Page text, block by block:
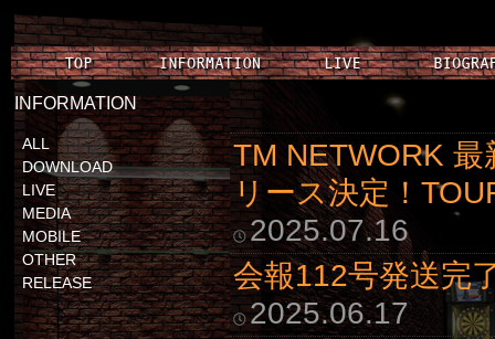
INFORMATION
ALL
DOWNLOAD
LIVE
MEDIA
MOBILE
OTHER
RELEASE
TM NETWORK
リース決定！
2025.07.16
会報112号発送完
2025.06.17